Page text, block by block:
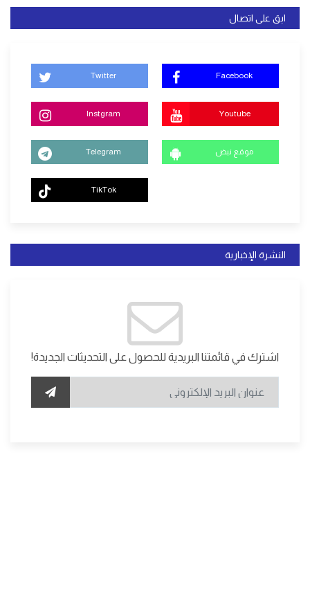
ابق على اتصال
Twitter Facebook
Instgram Youtube
Telegram موقع نبض
TikTok
النشرة الإخبارية
اشترك في قائمتنا البريدية للحصول على التحديثات الجديدة!